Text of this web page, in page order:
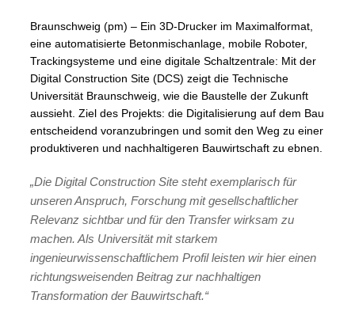
Braunschweig (pm) – Ein 3D-Drucker im Maximalformat,
eine automatisierte Betonmischanlage, mobile Roboter,
Trackingsysteme und eine digitale Schaltzentrale: Mit der
Digital Construction Site (DCS) zeigt die Technische
Universität Braunschweig, wie die Baustelle der Zukunft
aussieht. Ziel des Projekts: die Digitalisierung auf dem Bau
entscheidend voranzubringen und somit den Weg zu einer
produktiveren und nachhaltigeren Bauwirtschaft zu ebnen.
„Die Digital Construction Site steht exemplarisch für
unseren Anspruch, Forschung mit gesellschaftlicher
Relevanz sichtbar und für den Transfer wirksam zu
machen. Als Universität mit starkem
ingenieurwissenschaftlichem Profil leisten wir hier einen
richtungsweisenden Beitrag zur nachhaltigen
Transformation der Bauwirtschaft.“